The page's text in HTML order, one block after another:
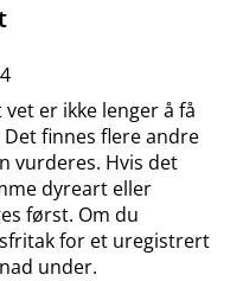
er ikke lenger å få
finnes flere andre
vurderes. Hvis det
dyreart eller
først. Om du
for et uregistrert
under.